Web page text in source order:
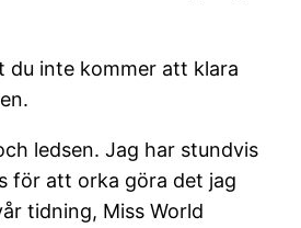
du inte kommer att klara
ledsen. Jag har stundvis
för att orka göra det jag
tidning, Miss World